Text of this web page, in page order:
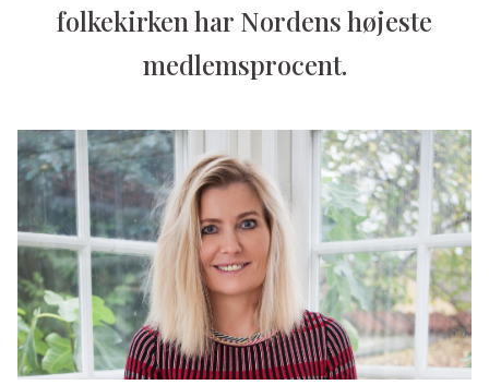
folkekirken har Nordens højeste
medlemsprocent.